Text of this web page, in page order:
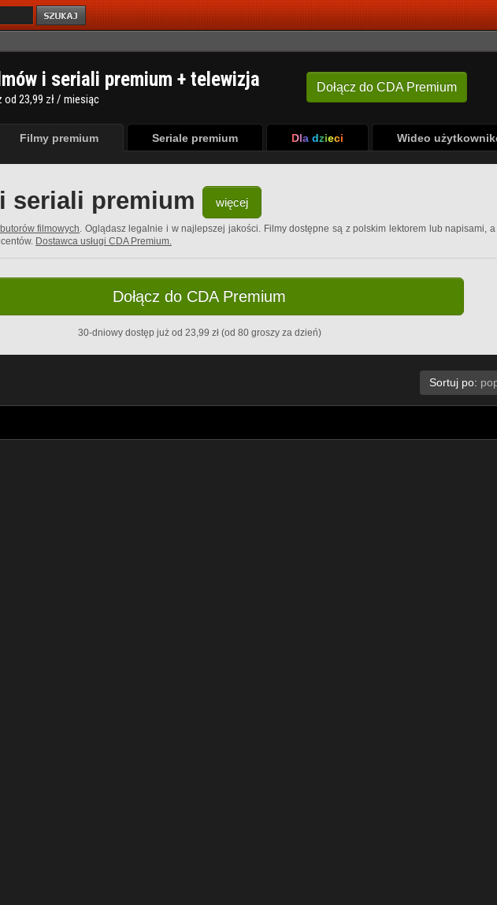
Dołącz do CDA Premium
i seriali premium + telewizja
od 23,99 zł / miesiąc
Filmy premium Seriale premium Dla dzieci Wideo
seriali premium więcej
filmowych. Oglądasz legalnie i w najlepszej jakości. Filmy dostępne są z polskim lektorem lub napisami,
Dostawca usługi CDA Premium.
Dołącz do CDA Premium
30-dniowy dostęp już od 23,99 zł (od 80 groszy za dzień)
Sortuj po: